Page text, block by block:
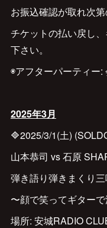
お振込確認が取れ次第
チケットの払い戻し
下さい。
◉アフターパーティー:
2025年3月
🔷2025/3/1(土)
山本恭司 vs 石原
弾き語り弾きまくり
〜顔で笑ってギター
場所: 安城RADIO